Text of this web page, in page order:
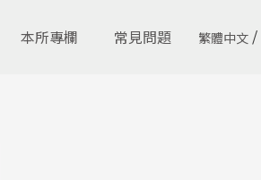
本所專欄 常見問題 繁體中文 /